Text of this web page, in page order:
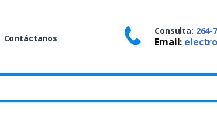
Contáctanos
Consulta: 264-
Email: